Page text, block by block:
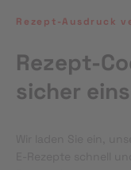
Rezept-Ausdruck
Rezept-
sicher